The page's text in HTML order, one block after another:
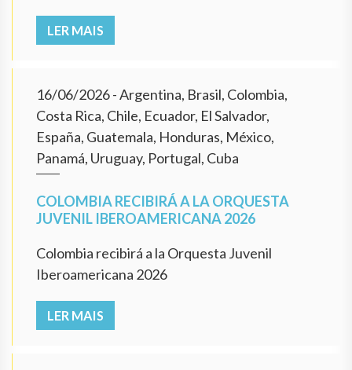
LER MAIS
16/06/2026- Argentina, Brasil, Colombia,
Costa Rica, Chile, Ecuador, El Salvador,
España, Guatemala, Honduras, México,
Panamá, Uruguay, Portugal, Cuba
COLOMBIA RECIBIRÁ A LA ORQUESTA
JUVENIL IBEROAMERICANA 2026
Colombia recibirá a la Orquesta Juvenil
Iberoamericana 2026
LER MAIS